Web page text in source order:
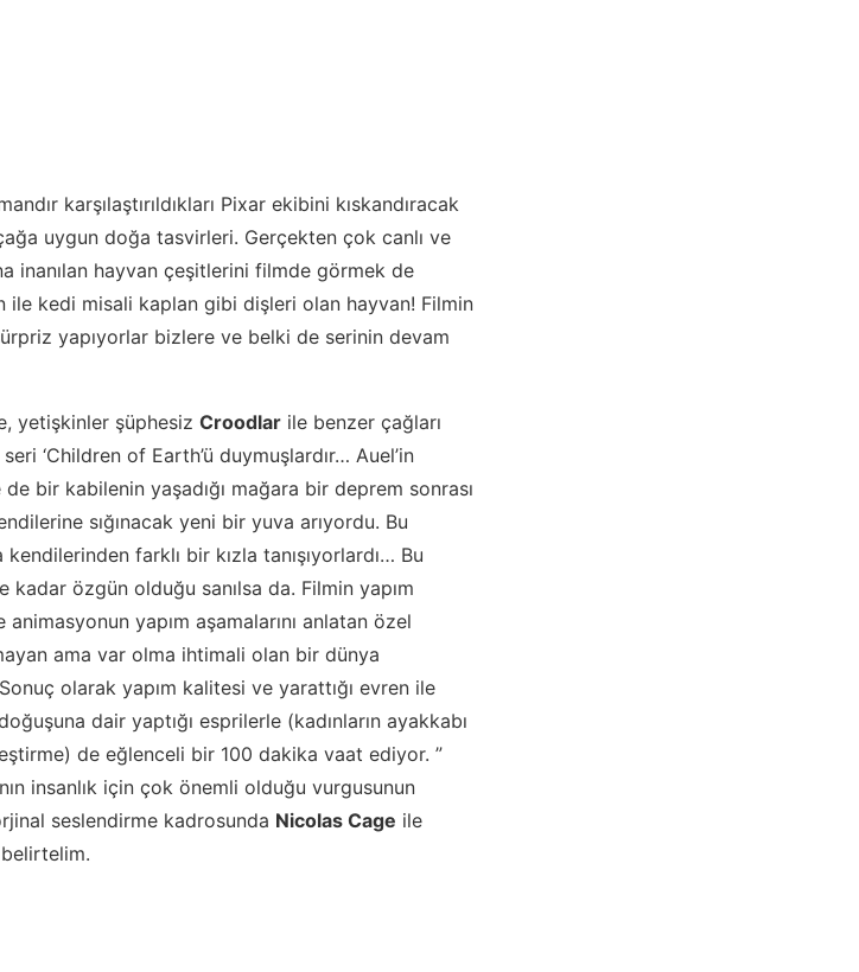
karşılaştırıldıkları Pixar ekibini kıskandıracak
uygun doğa tasvirleri. Gerçekten çok canlı ve
inanılan hayvan çeşitlerini filmde görmek de
kedi misali kaplan gibi dişleri olan hayvan! Filmin
yapıyorlar bizlere ve belki de serinin devam
yetişkinler şüphesiz Croodlar ile benzer çağları
‘Children of Earth’ü duymuşlardır… Auel’in
bir kabilenin yaşadığı mağara bir deprem sonrası
sığınacak yeni bir yuva arıyordu. Bu
farklı bir kızla tanışıyorlardı… Bu
özgün olduğu sanılsa da. Filmin yapım
yapım aşamalarını anlatan özel
ama var olma ihtimali olan bir dünya
olarak yapım kalitesi ve yarattığı evren ile
dair yaptığı esprilerle (kadınların ayakkabı
de eğlenceli bir 100 dakika vaat ediyor. ”
insanlık için çok önemli olduğu vurgusunun
seslendirme kadrosunda Nicolas Cage ile